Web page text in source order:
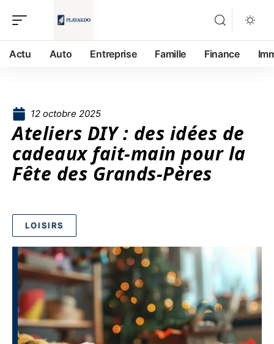
Actu Auto Entreprise Famille Finance
12 octobre 2025
Ateliers DIY : des idées de
cadeaux fait-main pour la
Fête des Grands-Pères
LOISIRS